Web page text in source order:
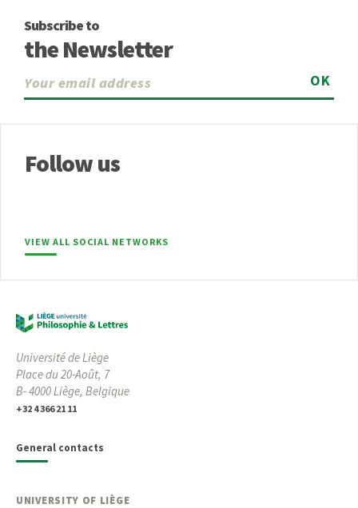
Subscribe to
the Newsletter
OK
Follow us
VIEW ALL SOCIAL NETWORKS
Université de Liège
Place du 20-Août, 7
B- 4000 Liège, Belgique
+32 4 366 21 11
General contacts
UNIVERSITY OF LIÈGE